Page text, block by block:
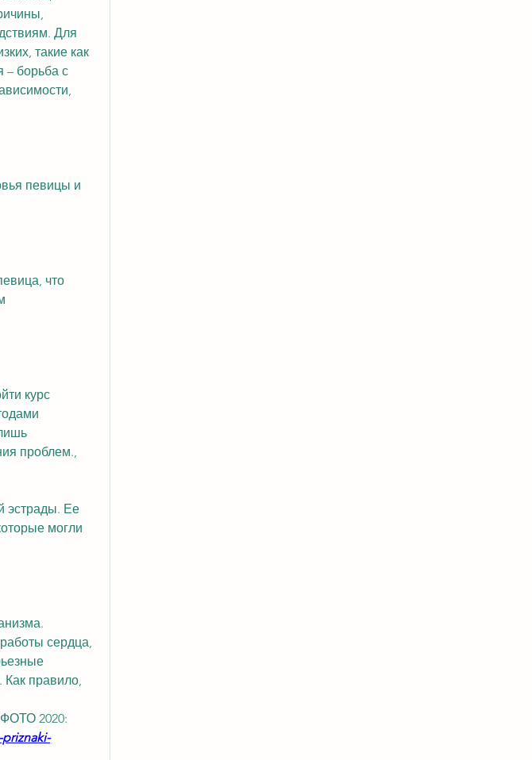
Для
такие как
– борьба с
певицы и
что
курс
проблем.,
эстрады. Ее
могли
сердца,
правило,
2020: